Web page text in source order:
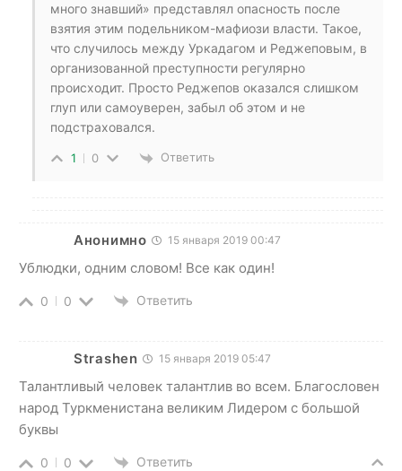
много знавший» представлял опасность после
взятия этим подельником-мафиози власти. Такое,
что случилось между Уркадагом и Реджеповым, в
организованной преступности регулярно
происходит. Просто Реджепов оказался слишком
глуп или самоуверен, забыл об этом и не
подстраховался.
1 0 Ответить
Анонимно 15 января 2019 00:47
Ублюдки, одним словом! Все как один!
0 0 Ответить
Strashen 15 января 2019 05:47
Талантливый человек талантлив во всем. Благословен
народ Туркменистана великим Лидером с большой
буквы
0 0 Ответить